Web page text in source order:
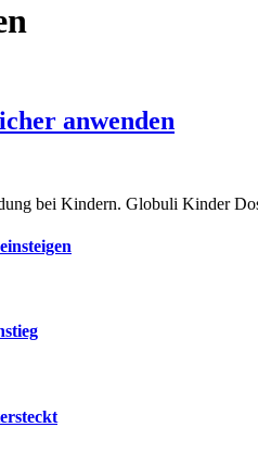
anwenden
bei Kindern. Globuli Kinder